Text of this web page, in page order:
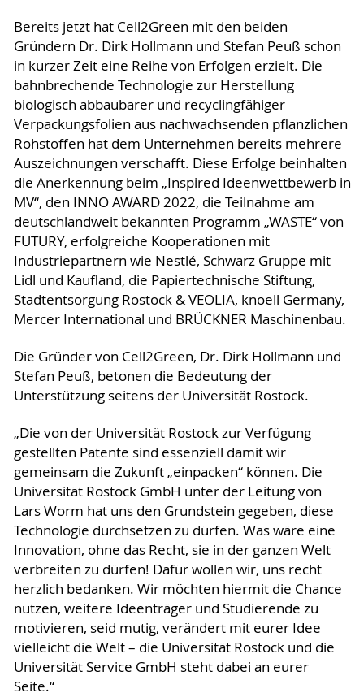
Bereits jetzt hat Cell2Green mit den beiden
Gründern Dr. Dirk Hollmann und Stefan Peuß schon
in kurzer Zeit eine Reihe von Erfolgen erzielt. Die
bahnbrechende Technologie zur Herstellung
biologisch abbaubarer und recyclingfähiger
Verpackungsfolien aus nachwachsenden pflanzlichen
Rohstoffen hat dem Unternehmen bereits mehrere
Auszeichnungen verschafft. Diese Erfolge beinhalten
die Anerkennung beim „Inspired Ideenwettbewerb in
MV“, den INNO AWARD 2022, die Teilnahme am
deutschlandweit bekannten Programm „WASTE“ von
FUTURY, erfolgreiche Kooperationen mit
Industriepartnern wie Nestlé, Schwarz Gruppe mit
Lidl und Kaufland, die Papiertechnische Stiftung,
Stadtentsorgung Rostock & VEOLIA, knoell Germany,
Mercer International und BRÜCKNER Maschinenbau.
Die Gründer von Cell2Green, Dr. Dirk Hollmann und
Stefan Peuß, betonen die Bedeutung der
Unterstützung seitens der Universität Rostock.
„Die von der Universität Rostock zur Verfügung
gestellten Patente sind essenziell damit wir
gemeinsam die Zukunft „einpacken“ können. Die
Universität Rostock GmbH unter der Leitung von
Lars Worm hat uns den Grundstein gegeben, diese
Technologie durchsetzen zu dürfen. Was wäre eine
Innovation, ohne das Recht, sie in der ganzen Welt
verbreiten zu dürfen! Dafür wollen wir, uns recht
herzlich bedanken. Wir möchten hiermit die Chance
nutzen, weitere Ideenträger und Studierende zu
motivieren, seid mutig, verändert mit eurer Idee
vielleicht die Welt – die Universität Rostock und die
Universität Service GmbH steht dabei an eurer
Seite.“